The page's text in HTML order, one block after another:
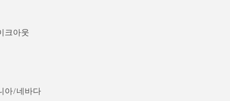
크아웃
아/네바다